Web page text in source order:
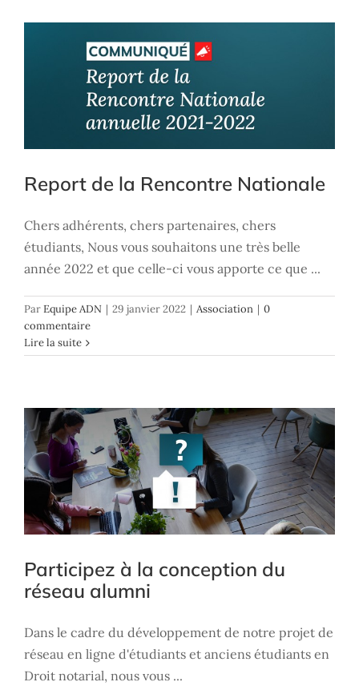
Report de la Rencontre Nationale
Chers adhérents, chers partenaires, chers
étudiants, Nous vous souhaitons une très belle
année 2022 et que celle-ci vous apporte ce que ...
ParEquipe ADN | 29 janvier 2022 | Association | 0
commentaire
Lire la suiteParticipez à la conception du réseau
Participez à la conception du
réseau alumni
Dans le cadre du développement de notre projet de
réseau en ligne d'étudiants et anciens étudiants en
Droit notarial, nous vous ...